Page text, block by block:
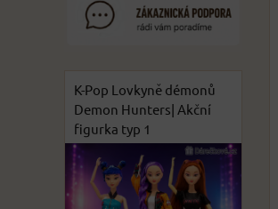
K-Pop Lovkyně démonů
Demon Hunters| Akční
figurka typ 1